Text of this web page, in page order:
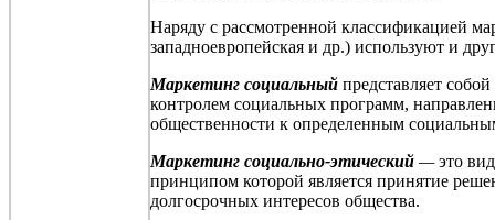
Наряду с рассмотренной классификацией
западноевропейская и др.) используют и
Маркетинг социальный представляет
контролем социальных программ,
общественности к определенным
Маркетинг социально-этический —это
принципом которой является принятие
долгосрочных интересов общества.